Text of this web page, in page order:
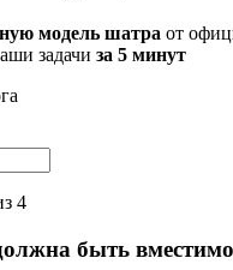
модель шатра от
задачи за 5 минут
4
быть